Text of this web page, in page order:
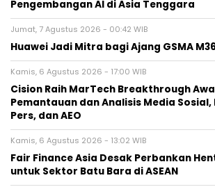
Pengembangan AI di Asia Tenggara
Jumat, 7 Agustus 2026 - 00:42 WIB
Huawei Jadi Mitra bagi Ajang GSMA
Kamis, 6 Agustus 2026 - 17:00 WIB
Cision Raih MarTech Breakthrough
Pemantauan dan Analisis Media
Pers, dan AEO
Kamis, 6 Agustus 2026 - 13:02 WIB
Fair Finance Asia Desak Perbankan
untuk Sektor Batu Bara di ASEAN